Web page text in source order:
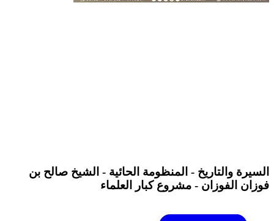
السيرة والتاريخ - المنظومة الحائية - الشيخ صالح بن
فوزان الفوزان - مشروع كبار العلماء